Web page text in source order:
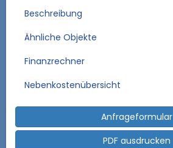
Beschreibung
Ähnliche Objekte
Finanzrechner
Nebenkostenübersicht
Anfrageformular
PDF ausdrucken